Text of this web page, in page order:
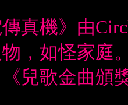
真機》由
，如怪家庭
兒歌金曲頒